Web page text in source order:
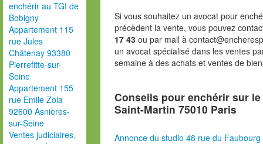
enchérir au TGI de
Bobigny
Appartement 115
rue Jules
Châtenay 93380
Pierrefitte-sur-
Seine
Appartement 155
rue Emile Zola
92600 Asnières-
sur-Seine
Ventes judiciaires,
Si vous souhaitez un avocat pour
précèdent la vente, vous pouvez
17 43 ou par mail à
un avocat spécialisé dans les ventes
semaine à des achats et ventes de
Conseils pour enchérir sur
Saint-Martin 75010 Paris
Annonce du studio 48 rue du